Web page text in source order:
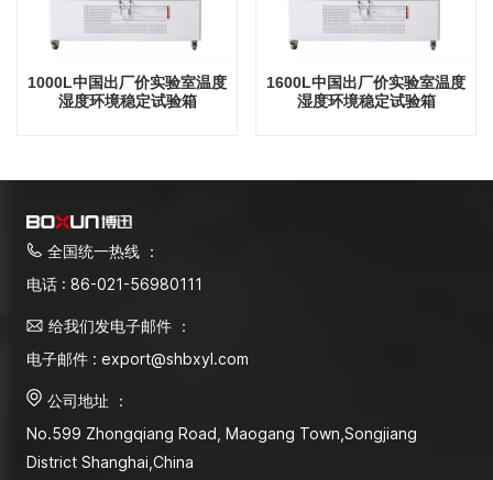
1000L中国出厂价实验室温度
湿度环境稳定试验箱
1600L中国出厂价实验室温度
湿度环境稳定试验箱
全国统一热线 ：
电话 : 86-021-56980111
给我们发电子邮件 ：
电子邮件 : export@shbxyl.com
公司地址 ：
No.599 Zhongqiang Road, Maogang Town,Songjiang
District Shanghai,China